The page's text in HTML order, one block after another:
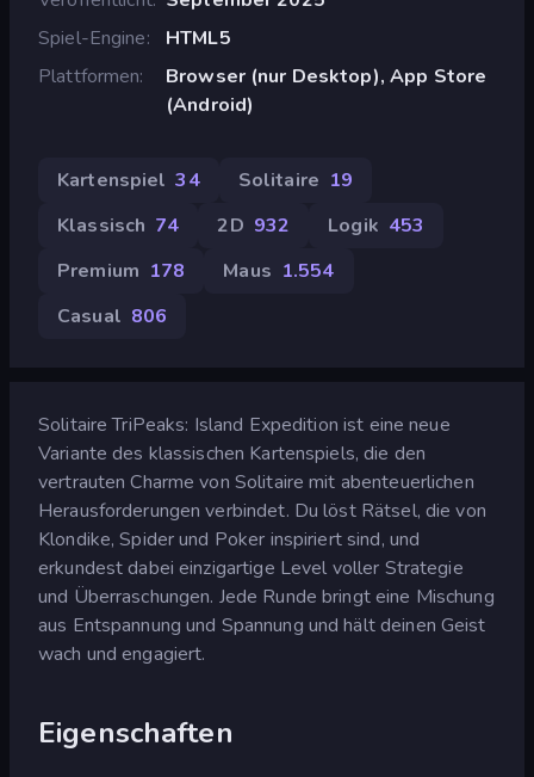
Spiel-Engine
HTML5
Plattformen
Browser (nur Desktop), App Store
(Android)
Kartenspiel 34 Solitaire 19
Klassisch 74 2D 932 Logik 453
Premium 178 Maus 1.554
Casual 806
Solitaire TriPeaks: Island Expedition ist eine neue
Variante des klassischen Kartenspiels, die den
vertrauten Charme von Solitaire mit abenteuerlichen
Herausforderungen verbindet. Du löst Rätsel, die von
Klondike, Spider und Poker inspiriert sind, und
erkundest dabei einzigartige Level voller Strategie
und Überraschungen. Jede Runde bringt eine Mischung
aus Entspannung und Spannung und hält deinen Geist
wach und engagiert.
Eigenschaften